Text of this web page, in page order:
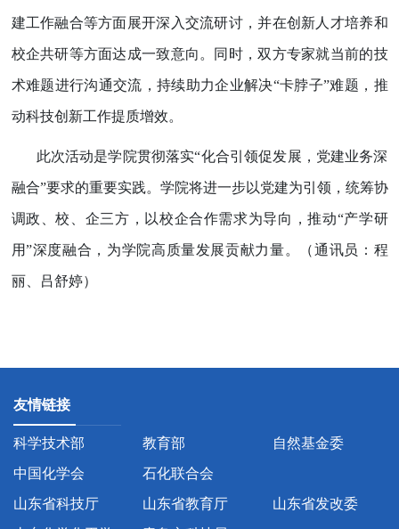
建工作融合等方面展开深入交流研讨，并在创新人才培养和
校企共研等方面达成一致意向。同时，双方专家就当前的技
术难题进行沟通交流，持续助力企业解决“卡脖子”难题，推
动科技创新工作提质增效。
此次活动是学院贯彻落实“化合引领促发展，党建业务深
融合”要求的重要实践。学院将进一步以党建为引领，统筹协
调政、校、企三方，以校企合作需求为导向，推动“产学研
用”深度融合，为学院高质量发展贡献力量。（通讯员：程
丽、吕舒婷）
友情链接
科学技术部 教育部
自然基金委
中国化学会
石化联合会
山东省科技厅
山东省教育厅
山东省发改委